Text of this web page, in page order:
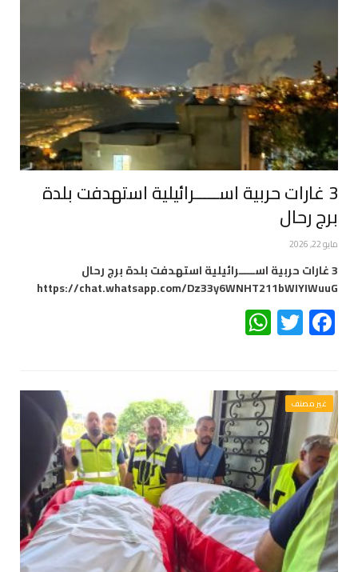
3 غارات حربية اســـــرائيلية استهدفت بلدة
برج رحال
مايو 22, 2026
3 غارات حربية اســـــرائيلية استهدفت بلدة برج رحال
https://chat.whatsapp.com/Dz33y6WNHT211bWIYIWuuG
Facebook
Twitter
غير مصنف